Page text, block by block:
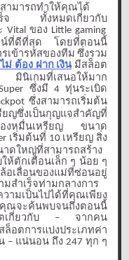
ามารถทำให้คุณได้
จ
ทั้งหมดเกี่ยวกับ
Vital ของ Little gaming
น์ที่ดีที่สุด
โดยที่ตอนนี้
เข้ารหัสของทีม ซึ่งรวม
ม่ ต้อง ฝาก เงิน มีสล็อต
มินิเกมที่เสนอให้มาก
ซึ่งมี 4 ทุ่นระเบิด
ซึ่งสามารถเริ่มต้น
ยญซึ่งเป็นกุญแจสำคัญที่
งหมื่นเหรียญ
ขนาด
เริ่มต้นที่ 10 เหรียญ สิ่ง
ดใหญ่ที่สามารถสร้าง
ห้ตักเตือนเล็ก ๆ น้อย ๆ
อเลื่อนของแม่ที่ซ่อนอยู่
สำเร็จท่ามกลางการ
วามเป็นไปได้ที่คุณเพียง
คุณจะค้นพบจนถึงตอนนี้
เกี่ยวกับ – จากคน
สล็อตการแบ่งประเภทค่า
– แน่นอน ถึง 247 ทุก ๆ